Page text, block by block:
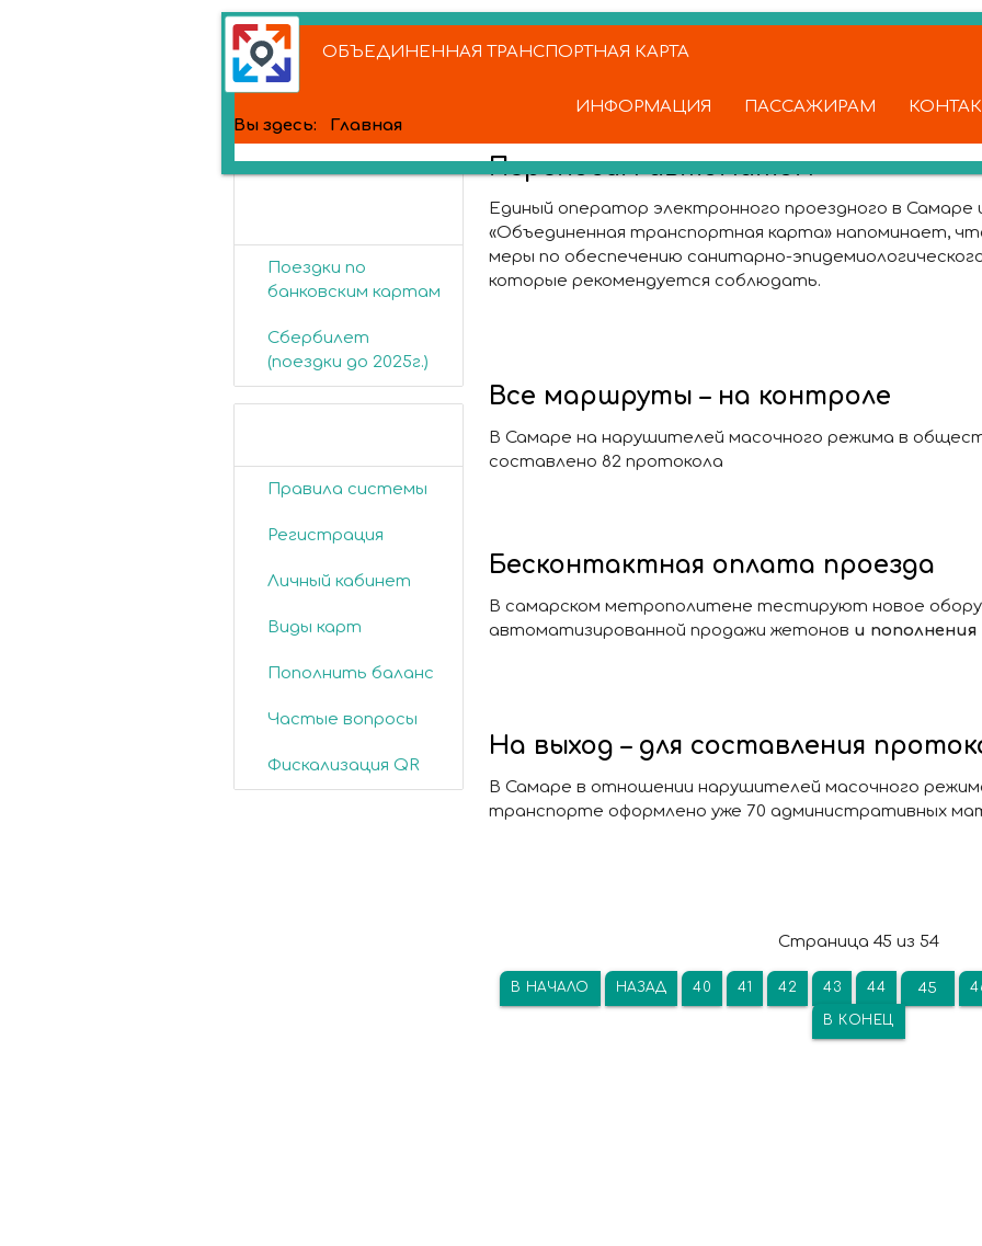
ОБЪЕДИНЕННАЯ ТРАНСПОРТНАЯ КАРТА
ИНФОРМАЦИЯ ПАССАЖИРАМ
Вы здесь: Главная
Поездки по
банковским картам
Сбербилет
(поездки до 2025г.)
Правила системы
Регистрация
Личный кабинет
Виды карт
Пополнить баланс
Частые вопросы
Фискализация QR
Переносим автоматом
Единый оператор электронного проездного в Самаре
«Объединенная транспортная карта» напоминает,
меры по обеспечению санитарно-
которые рекомендуется соблюдать.
Все маршруты – на контроле
В Самаре на нарушителей масочного режима в
составлено 82 протокола
Бесконтактная оплата проезда
В самарском метрополитене тестируют новое
автоматизированной продажи жетонов и
На выход – для составления
В Самаре в отношении нарушителей масочного
транспорте оформлено уже 70 административных
Страница 45 из 54
В НАЧАЛО НАЗАД 40 41 42 43 44 45
В КОНЕЦ